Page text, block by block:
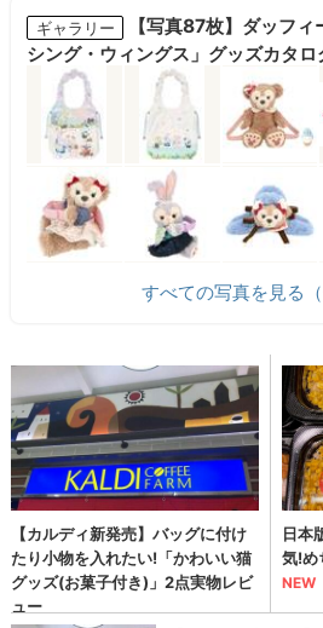
ギャラリー
【写真87枚】ダッフ
シング・ウィングス」グッズカタロ
すべての写真を見る（